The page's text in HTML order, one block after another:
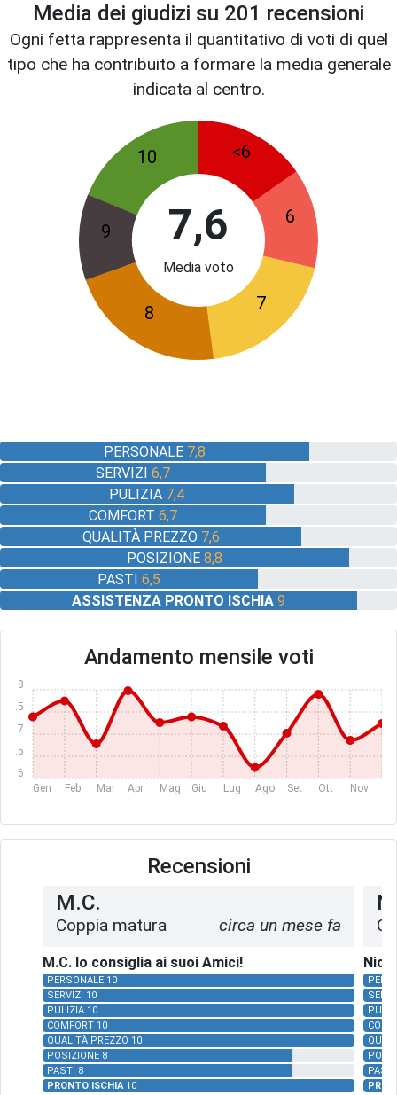
Media dei giudizi su 201 recensioni
Ogni fetta rappresenta il quantitativo di voti di quel
tipo che ha contribuito a formare la media generale
indicata al centro.
7,6
Media voto
<6
6
7
8
9
10
PERSONALE 7,8
SERVIZI6,7
PULIZIA 7,4
COMFORT6,7
QUALITÀ PREZZO 7,6
POSIZIONE8,8
PASTI6,5
ASSISTENZA PRONTO ISCHIA 9
Andamento mensile voti
Gen Feb Mar Apr Mag Giu Lug Ago Set Ott Nov
6
6.5
7
7.5
8
Recensioni
M.C.
Coppia matura circa un mese fa
M.C. lo consiglia ai suoi Amici!
PERSONALE 10
SERVIZI 10
PULIZIA 10
COMFORT 10
QUALITÀ PREZZO 10
POSIZIONE 8
PASTI 8
PRONTO ISCHIA10